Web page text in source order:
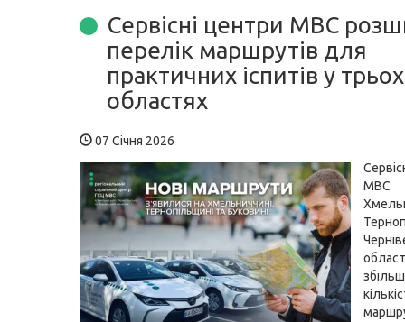
Сервісні центри МВС
перелік маршрутів для
практичних іспитів у трьох
областях
07 Січня 2026